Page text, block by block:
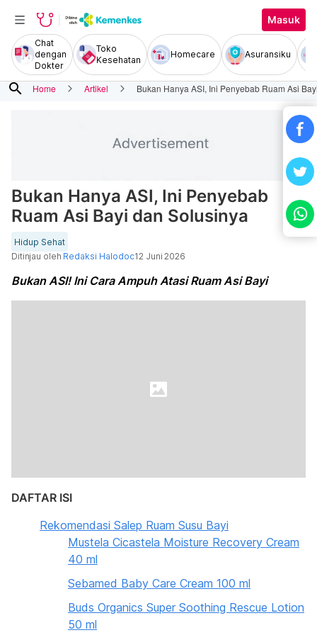
Masuk
Chat
dengan
Dokter
Toko
Kesehatan
Homecare Asuransiku
search Home Artikel Bukan Hanya ASI, Ini Penyebab Ruam Asi
Bukan Hanya ASI, Ini Penyebab
Ruam Asi Bayi dan Solusinya
Hidup Sehat
Ditinjau oleh Redaksi Halodoc12 Juni 2026
Bukan ASI! Ini Cara Ampuh Atasi Ruam Asi Bayi
DAFTAR ISI
Rekomendasi Salep Ruam Susu Bayi
Mustela Cicastela Moisture Recovery Cream
40 ml
Sebamed Baby Care Cream 100 ml
Buds Organics Super Soothing Rescue Lotion
50 ml